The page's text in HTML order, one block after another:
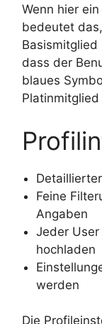
Wenn hier
bedeutet
dass der
blaues
Platinmitglied
Feine
Angaben
Jeder
hochladen
werden
Die